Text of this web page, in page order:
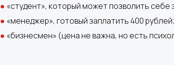
● «студент», который может позволить себе
● «менеджер», готовый заплатить 400 рублей;
● «бизнесмен» (цена не важна, но есть